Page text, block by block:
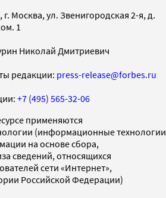
Москва, ул. Звенигородская 2-я, д.
1
Николай Дмитриевич
редакции: press-release@forbes.ru
+7 (495) 565-32-06
применяются
(информационные технологии
на основе сбора,
сведений, относящихся
сети «Интернет»,
Российской Федерации)